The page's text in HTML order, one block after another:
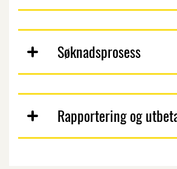
Søknadsprosess
Rapportering og